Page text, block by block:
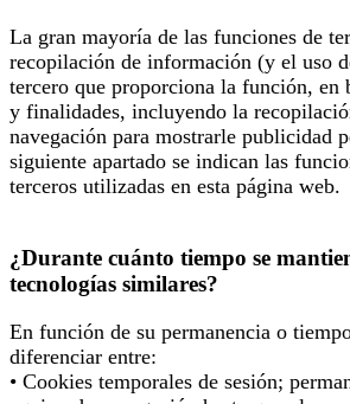
La gran mayoría de las funciones de
recopilación de información (y el uso
tercero que proporciona la función, en
y finalidades, incluyendo la
navegación para mostrarle publicidad
siguiente apartado se indican las
terceros utilizadas en esta página web.
¿Durante cuánto tiempo se
tecnologías similares?
En función de su permanencia o
diferenciar entre:
• Cookies temporales de sesión;